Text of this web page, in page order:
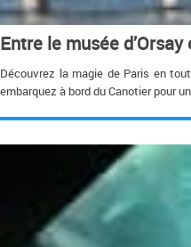
Entre le musée
Découvrez la magie de Paris en
embarquez à bord du Canotier pour